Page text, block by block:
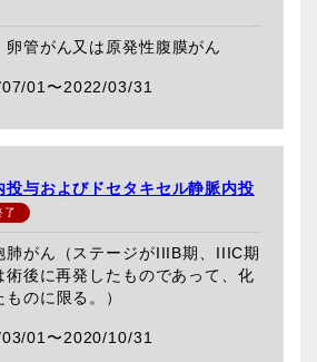
卵管がん又は原発性腹膜がん
01〜2022/03/31
投与およびドセタキセル静脈内投
肺がん（ステージがIIIB期、IIIC期
後に再発したものであって、化
のに限る。）
01〜2020/10/31